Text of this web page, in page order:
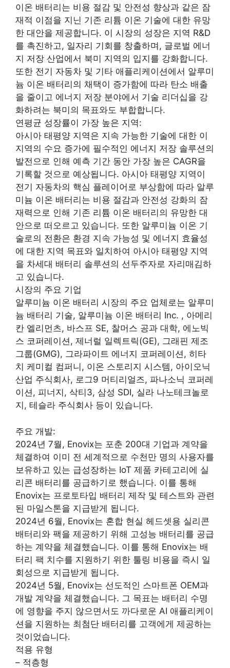
이온 배터리는 비용 절감 및 안전성 향상과 같은 잠
재적 이점을 지닌 기존 리튬 이온 기술에 대한 유망
한 대안을 제공합니다. 이 시장의 성장은 지역 R&D
를 촉진하고, 일자리 기회를 창출하며, 글로벌 에너
지 저장 산업에서 북미 지역의 입지를 강화합니다.
또한 전기 자동차 및 기타 애플리케이션에서 알루미
늄 이온 배터리의 채택이 증가함에 따라 탄소 배출
을 줄이고 에너지 저장 분야에서 기술 리더십을 강
화하려는 북미의 목표와도 부합합니다.
연평균 성장률이 가장 높은 지역:
아시아 태평양 지역은 지속 가능한 기술에 대한 이
지역의 수요 증가에 필수적인 에너지 저장 솔루션의
발전으로 인해 예측 기간 동안 가장 높은 CAGR을
기록할 것으로 예상됩니다. 아시아 태평양 지역이
전기 자동차의 핵심 플레이어로 부상함에 따라 알루
미늄 이온 배터리는 비용 절감과 안전성 강화의 잠
재력으로 인해 기존 리튬 이온 배터리의 유망한 대
안으로 떠오르고 있습니다. 또한 알루미늄 이온 기
술로의 전환은 환경 지속 가능성 및 에너지 효율성
에 대한 지역 목표와 일치하여 아시아 태평양 지역
을 차세대 배터리 솔루션의 선두주자로 자리매김하
고 있습니다.
시장의 주요 기업
알루미늄 이온 배터리 시장의 주요 업체로는 알루미
늄 배터리 기술, 알루미늄 이온 배터리 Inc. , 아메리
칸 엘리먼츠, 바스프 SE, 찰머스 공과 대학, 에노빅
스 코퍼레이션, 제너럴 일렉트릭(GE), 그래핀 제조
그룹(GMG), 그라파이트 에너지 코퍼레이션, 히타
치 케미컬 컴퍼니, 이온 스토리지 시스템, 아이오닉
산업 주식회사, 로그9 머티리얼즈, 파나소닉 코퍼레
이션, 피너지, 삭티3, 삼성 SDI, 실라 나노테크놀로
지, 테슬라 주식회사 등이 있습니다.
주요 개발:
2024년 7월, Enovix는 포춘 200대 기업과 계약을
체결하여 이미 전 세계적으로 수천만 명의 사용자를
보유하고 있는 급성장하는 IoT 제품 카테고리에 실
리콘 배터리를 공급하기로 했습니다. 이를 통해
Enovix는 프로토타입 배터리 제작 및 테스트와 관련
된 마일스톤을 지급받게 됩니다.
2024년 6월, Enovix는 혼합 현실 헤드셋용 실리콘
배터리와 팩을 제공하기 위해 고성능 배터리를 공급
하는 계약을 체결했습니다. 이를 통해 Enovix는 배
터리 팩 치수를 지원하기 위한 툴링 비용을 즉시 일
회성으로 지급받게 됩니다.
2024년 5월, Enovix는 선도적인 스마트폰 OEM과
개발 계약을 체결했습니다. 그 목표는 배터리 수명
에 영향을 주지 않으면서도 까다로운 AI 애플리케이
션을 지원하는 최첨단 배터리를 고객에게 제공하는
것이었습니다.
적용 유형
– 적층형